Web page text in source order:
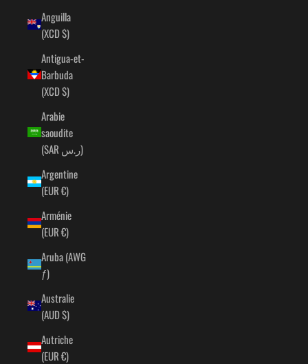
Anguilla
(XCD $)
Antigua-et-
Barbuda
(XCD $)
Arabie
saoudite
(SAR ر.س)
Argentine
(EUR €)
Arménie
(EUR €)
Aruba (AWG
ƒ)
Australie
(AUD $)
Autriche
(EUR €)